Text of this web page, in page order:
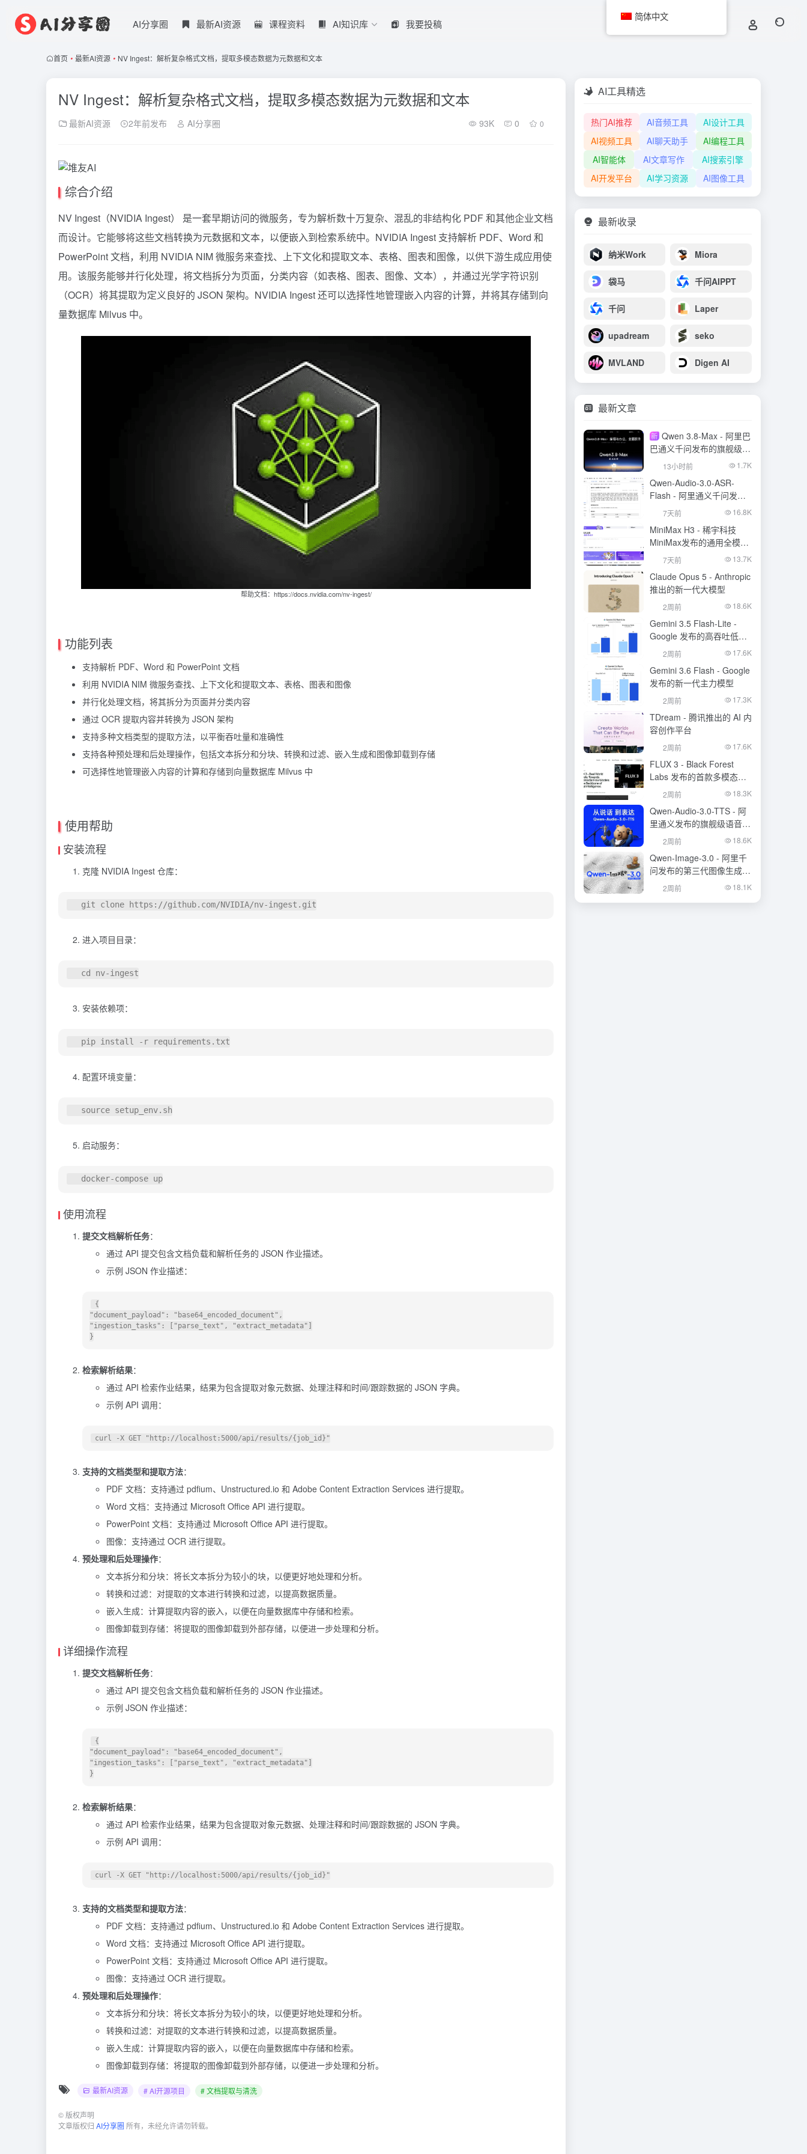
AI分享圈 最新AI资源 课程资料 AI知识库 我要投稿
首页 • 最新AI资源 • NV Ingest：解析复杂格式文档，提取多模态数据为元数据和文本
NV Ingest：解析复杂格式文档，提取多模态数据为元数据和文本
最新AI资源 2年前发布 AI分享圈 93K 0 0
综合介绍
NV Ingest（NVIDIA Ingest） 是一套早期访问的微服务，专为解析数十万复杂、混乱的非结构化 PDF 和其他企业文档
而设计。它能够将这些文档转换为元数据和文本，以便嵌入到检索系统中。NVIDIA Ingest 支持解析 PDF、Word 和
PowerPoint 文档，利用 NVIDIA NIM 微服务来查找、上下文化和提取文本、表格、图表和图像，以供下游生成应用使
用。该服务能够并行化处理，将文档拆分为页面，分类内容（如表格、图表、图像、文本），并通过光学字符识别
（OCR）将其提取为定义良好的 JSON 架构。NVIDIA Ingest 还可以选择性地管理嵌入内容的计算，并将其存储到向
量数据库 Milvus 中。
帮助文档：https://docs.nvidia.com/nv-ingest/
功能列表
支持解析 PDF、Word 和 PowerPoint 文档
利用 NVIDIA NIM 微服务查找、上下文化和提取文本、表格、图表和图像
并行化处理文档，将其拆分为页面并分类内容
通过 OCR 提取内容并转换为 JSON 架构
支持多种文档类型的提取方法，以平衡吞吐量和准确性
支持各种预处理和后处理操作，包括文本拆分和分块、转换和过滤、嵌入生成和图像卸载到存储
可选择性地管理嵌入内容的计算和存储到向量数据库 Milvus 中
使用帮助
安装流程
克隆 NVIDIA Ingest 仓库：
进入项目目录：
安装依赖项：
配置环境变量：
启动服务：
使用流程
提交文档解析任务：
通过 API 提交包含文档负载和解析任务的 JSON 作业描述。
示例 JSON 作业描述：
"document_payload": "base64_encoded_document",
"ingestion_tasks": ["parse_text", "extract_metadata"]
检索解析结果：
通过 API 检索作业结果，结果为包含提取对象元数据、处理注释和时间/跟踪数据的 JSON 字典。
示例 API 调用：
支持的文档类型和提取方法：
PDF 文档：支持通过 pdfium、Unstructured.io 和 Adobe Content Extraction Services 进行提取。
Word 文档：支持通过 Microsoft Office API 进行提取。
PowerPoint 文档：支持通过 Microsoft Office API 进行提取。
图像：支持通过 OCR 进行提取。
预处理和后处理操作：
文本拆分和分块：将长文本拆分为较小的块，以便更好地处理和分析。
转换和过滤：对提取的文本进行转换和过滤，以提高数据质量。
嵌入生成：计算提取内容的嵌入，以便在向量数据库中存储和检索。
图像卸载到存储：将提取的图像卸载到外部存储，以便进一步处理和分析。
详细操作流程
提交文档解析任务：
通过 API 提交包含文档负载和解析任务的 JSON 作业描述。
示例 JSON 作业描述：
"document_payload": "base64_encoded_document",
"ingestion_tasks": ["parse_text", "extract_metadata"]
检索解析结果：
通过 API 检索作业结果，结果为包含提取对象元数据、处理注释和时间/跟踪数据的 JSON 字典。
示例 API 调用：
支持的文档类型和提取方法：
PDF 文档：支持通过 pdfium、Unstructured.io 和 Adobe Content Extraction Services 进行提取。
Word 文档：支持通过 Microsoft Office API 进行提取。
PowerPoint 文档：支持通过 Microsoft Office API 进行提取。
图像：支持通过 OCR 进行提取。
预处理和后处理操作：
文本拆分和分块：将长文本拆分为较小的块，以便更好地处理和分析。
转换和过滤：对提取的文本进行转换和过滤，以提高数据质量。
嵌入生成：计算提取内容的嵌入，以便在向量数据库中存储和检索。
图像卸载到存储：将提取的图像卸载到外部存储，以便进一步处理和分析。
最新AI资源 # AI开源项目 # 文档提取与清洗
©版权声明
文章版权归 AI分享圈 所有，未经允许请勿转载。
AI工具精选
热门AI推荐 AI音频工具
AI设计工具
AI视频工具
AI聊天助手
AI编程工具
AI智能体
AI文章写作
AI搜索引擎
AI开发平台
AI学习资源 AI图像工具
最新收录
纳米Work Miora
袋马 千问AIPPT
千问 Laper
upadream seko
MVLAND Digen AI
最新文章
新 Qwen 3.8-Max - 阿里巴
巴通义千问发布的旗舰级大
模型13小时前 1.7K
Qwen-Audio-3.0-ASR-
Flash - 阿里通义千问发布
的语音识别大模型
7天前 16.8K
MiniMax H3 - 稀宇科技
MiniMax发布的通用全模态
生成模型
7天前 13.7K
Claude Opus 5 - Anthropic
推出的新一代大模型
2周前 18.6K
Gemini 3.5 Flash-Lite -
Google 发布的高吞吐低成
本模型
2周前 17.6K
Gemini 3.6 Flash - Google
发布的新一代主力模型
2周前 17.3K
TDream - 腾讯推出的 AI 内
容创作平台
2周前 17.6K
FLUX 3 - Black Forest
Labs 发布的首款多模态基
础模型
2周前 18.3K
Qwen-Audio-3.0-TTS - 阿
里通义发布的旗舰级语音合
成大模型
2周前 18.6K
Qwen-Image-3.0 - 阿里千
问发布的第三代图像生成基
础模型
2周前 18.1K
简体中文